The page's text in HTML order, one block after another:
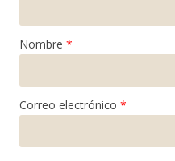
Nombre *
Correo electrónico *